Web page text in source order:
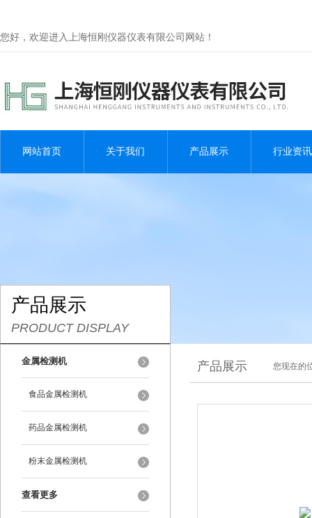
您好，欢迎进入上海恒刚仪器仪表有限公司网站！
网站首页 关于我们 产品展示 行业资讯
产品展示
PRODUCT DISPLAY
金属检测机
食品金属检测机
药品金属检测机
粉末金属检测机
查看更多
产品展示 您现在的